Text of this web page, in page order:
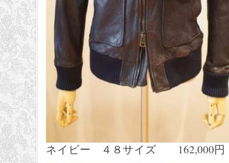
ネイビー ４８サイズ 162,000